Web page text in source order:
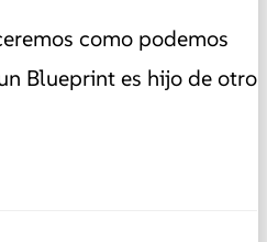
como podemos
Blueprint es hijo de otro